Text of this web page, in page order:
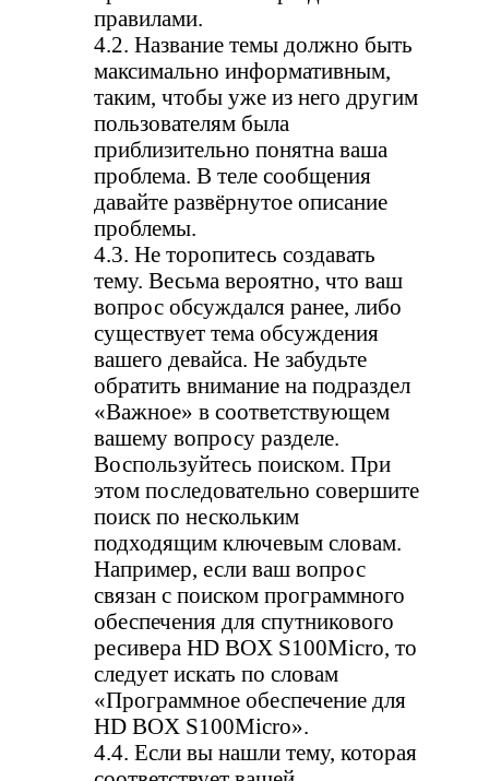
правилами.
4.2. Название темы должно быть
максимально информативным,
таким, чтобы уже из него другим
пользователям была
приблизительно понятна ваша
проблема. В теле сообщения
давайте развёрнутое описание
проблемы.
4.3. Не торопитесь создавать
тему. Весьма вероятно, что ваш
вопрос обсуждался ранее, либо
существует тема обсуждения
вашего девайса. Не забудьте
обратить внимание на подраздел
«Важное» в соответствующем
вашему вопросу разделе.
Воспользуйтесь поиском. При
этом последовательно совершите
поиск по нескольким
подходящим ключевым словам.
Например, если ваш вопрос
связан с поиском программного
обеспечения для спутникового
ресивера HD BOX S100Micro, то
следует искать по словам
«Программное обеспечение для
HD BOX S100Micro».
4.4. Если вы нашли тему, которая